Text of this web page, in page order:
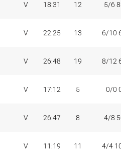
V 18:31 12 5/6
V 22:25 13 6/10
V 26:48 19 8/12
V 17:12 5 0/0
V 26:47 8 4/8
V 11:19 11 4/4